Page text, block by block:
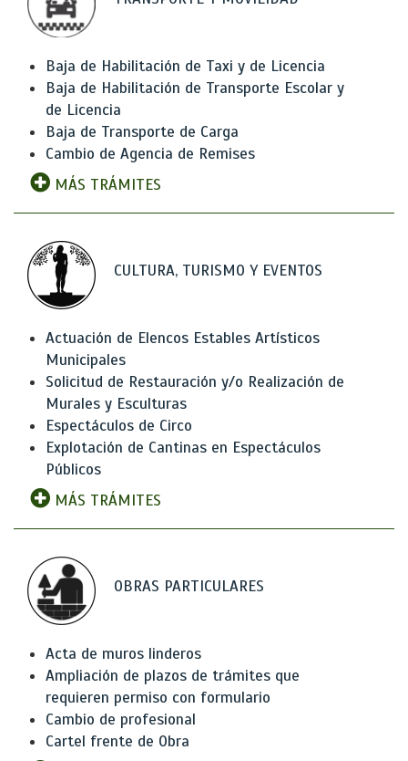
Baja de Habilitación de Taxi y de Licencia
Baja de Habilitación de Transporte Escolar y
de Licencia
Baja de Transporte de Carga
Cambio de Agencia de Remises
MÁS TRÁMITES
CULTURA, TURISMO Y EVENTOS
Actuación de Elencos Estables Artísticos
Municipales
Solicitud de Restauración y/o Realización de
Murales y Esculturas
Espectáculos de Circo
Explotación de Cantinas en Espectáculos
Públicos
MÁS TRÁMITES
OBRAS PARTICULARES
Acta de muros linderos
Ampliación de plazos de trámites que
requieren permiso con formulario
Cambio de profesional
Cartel frente de Obra